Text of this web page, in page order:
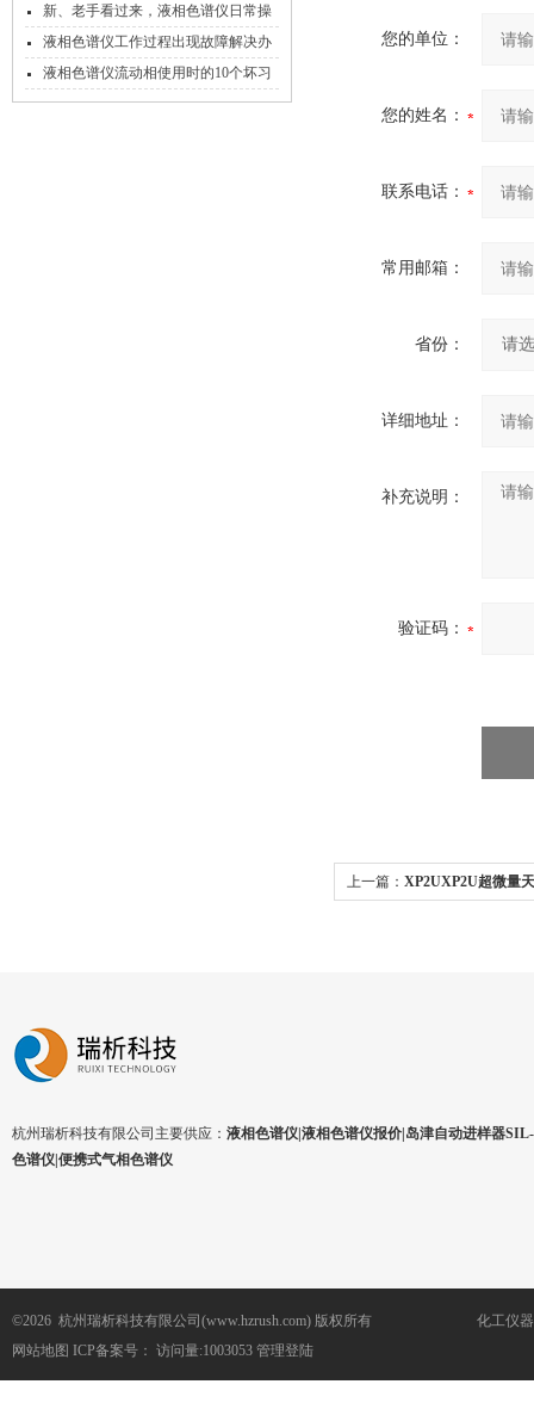
仪！
新、老手看过来，液相色谱仪日常操
作维护要点都在这里啦~
液相色谱仪工作过程出现故障解决办
法
液相色谱仪流动相使用时的10个坏习
惯，你中招了吗？
您的单位：
您的姓名：
联系电话：
常用邮箱：
省份：
详细地址：
补充说明：
验证码：
上一篇： XP2UXP2U超微量
杭州瑞析科技有限公司主要供应： 液相色谱仪|液相色谱仪报价|岛津自动进样器
色谱仪|便携式气相色谱仪
©2026 杭州瑞析科技有限公司(www.hzrush.com) 版权所有
网站地图 ICP备案号： 访问量:1003053 管理登陆
化工仪